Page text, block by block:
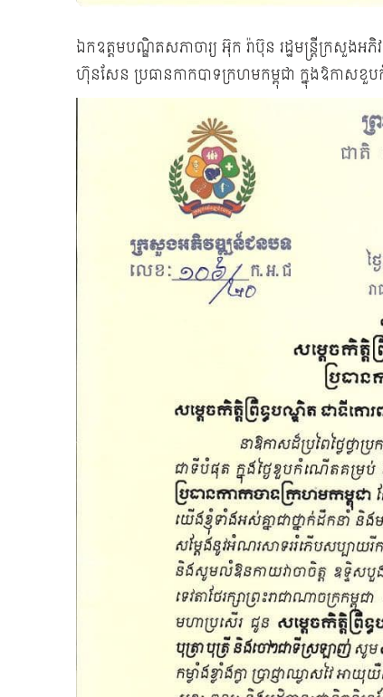
ឯកឧត្ដមបណ្ឌិតសភាចារ្យ អ៊ុក រ៉ាប៊ុន រដ្ឋមន្រ្ដីក្រសួងអ
ហ៊ុនសែន ប្រធានកាកបាទក្រហមកម្ពុជា ក្នុងឱកា